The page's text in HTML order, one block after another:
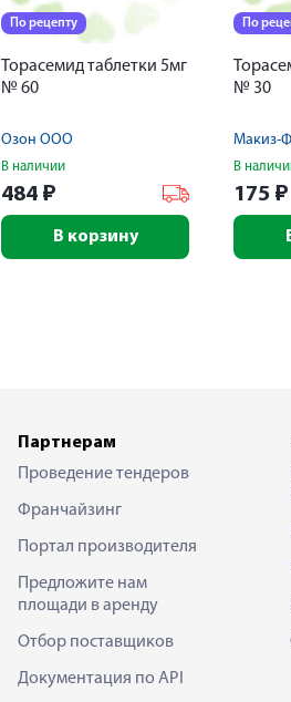
По рецепту
Торасемид таблетки 5мг
№ 60
Озон ООО
В наличии
484 ₽
В корзину
По
№ 30
Макиз-
В
175 ₽
Партнерам
Проведение тендеров
Франчайзинг
Портал производителя
Предложите нам
площади в аренду
Отбор поставщиков
Документация по API